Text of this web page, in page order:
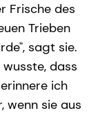
Frische des
Trieben
sagt sie.
dass
ich
wenn sie aus